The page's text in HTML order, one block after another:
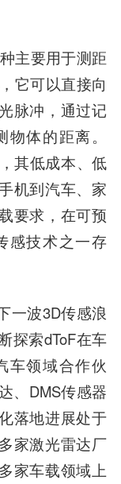
主要用于测距
它可以直接向
脉冲，通过记
体的距离。
其低成本、低
机到汽车、家
要求，在可预
感技术之一存
一波3D传感浪
探索dToF在车
车领域合作伙
、DMS传感器
落地进展处于
家激光雷达厂
家车载领域上